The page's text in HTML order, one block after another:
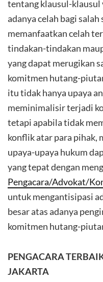
tentang klausul-klausul
adanya celah bagi
memanfaatkan celah
tindakan-tindakan
yang dapat merugikan
komitmen hutang-
itu tidak hanya upaya
meminimalisir terjadi
tetapi apabila tidak
konflik atar para pihak,
upaya-upaya hukum
yang tepat dengan
Pengacara/Advokat/
untuk mengantisipasi
besar atas adanya
komitmen hutang-
PENGACARA
JAKARTA